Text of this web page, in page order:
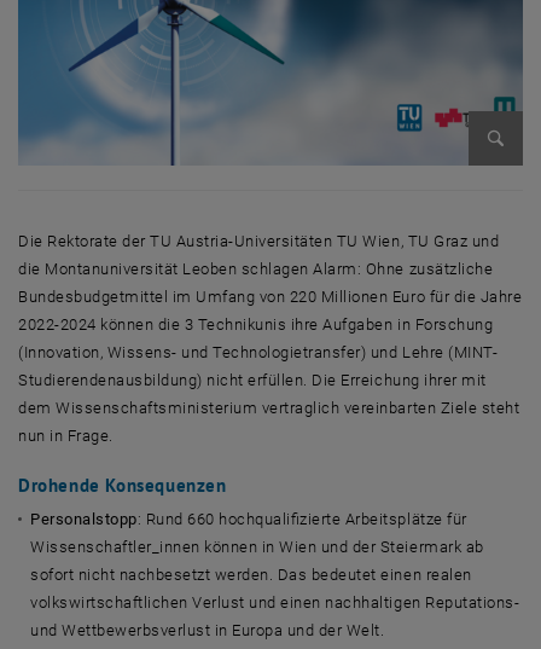
Die Rektorate der TU Austria-Universitäten TU Wien, TU Graz und
die Montanuniversität Leoben schlagen Alarm: Ohne zusätzliche
Bundesbudgetmittel im Umfang von 220 Millionen Euro für die Jahre
2022-2024 können die 3 Technikunis ihre Aufgaben in Forschung
(Innovation, Wissens- und Technologietransfer) und Lehre (MINT-
Studierendenausbildung) nicht erfüllen. Die Erreichung ihrer mit
dem Wissenschaftsministerium vertraglich vereinbarten Ziele steht
nun in Frage.
Drohende Konsequenzen
Personalstopp: Rund 660 hochqualifizierte Arbeitsplätze für
Wissenschaftler_innen können in Wien und der Steiermark ab
sofort nicht nachbesetzt werden. Das bedeutet einen realen
volkswirtschaftlichen Verlust und einen nachhaltigen Reputations-
und Wettbewerbsverlust in Europa und der Welt.